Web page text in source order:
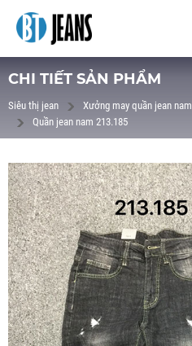
CHI TIẾT SẢN PHẨM
Siêu thị jean Xưởng may quần jean nam
Quần jean nam 213.185